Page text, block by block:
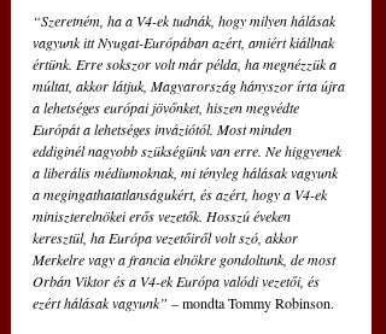
“Szeretném, ha a V4-ek tudnák, hogy milyen hálásak
vagyunk itt Nyugat-Európában azért, amiért kiállnak
értünk. Erre sokszor volt már példa, ha megnézzük a
múltat, akkor látjuk, Magyarország hányszor írta újra
a lehetséges európai jövőnket, hiszen megvédte
Európát a lehetséges inváziótól. Most minden
eddiginél nagyobb szükségünk van erre. Ne higgyenek
a liberális médiumoknak, mi tényleg hálásak vagyunk
a megingathatatlanságukért, és azért, hogy a V4-ek
miniszterelnökei erős vezetők. Hosszú éveken
keresztül, ha Európa vezetőiről volt szó, akkor
Merkelre vagy a francia elnökre gondoltunk, de most
Orbán Viktor és a V4-ek Európa valódi vezetői, és
ezért hálásak vagyunk” – mondta Tommy Robinson.